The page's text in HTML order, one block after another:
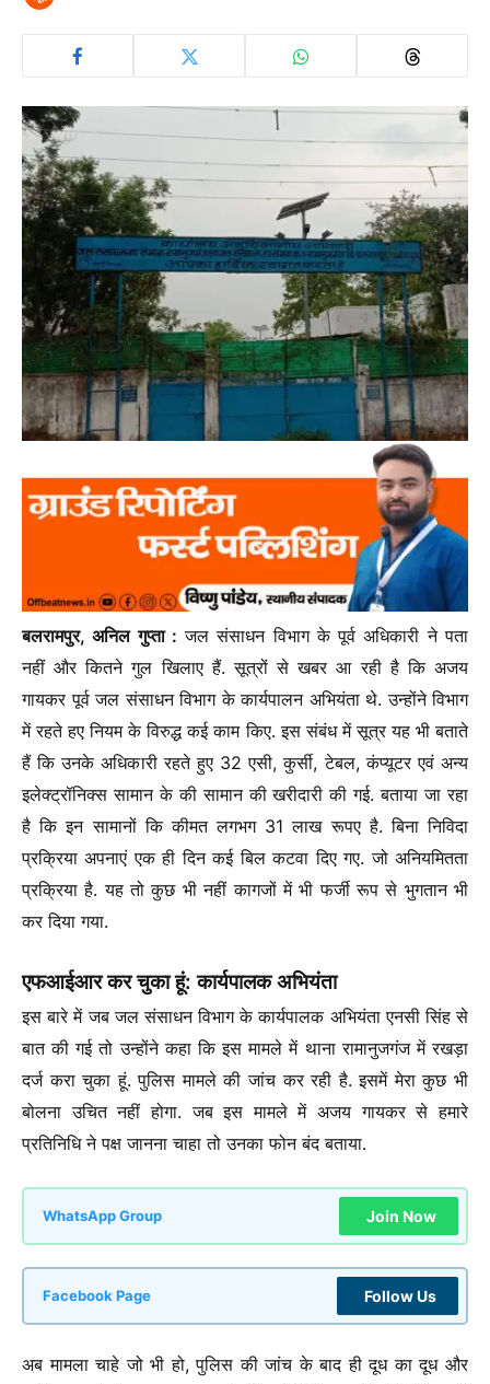
बलरामपुर, अनिल गुप्ता : जल संसाधन विभाग के पूर्व अधिकारी ने पता
नहीं और कितने गुल खिलाए हैं. सूत्रों से खबर आ रही है कि अजय
गायकर पूर्व जल संसाधन विभाग के कार्यपालन अभियंता थे. उन्होंने विभाग
में रहते हए नियम के विरुद्ध कई काम किए. इस संबंध में सूत्र यह भी बताते
हैं कि उनके अधिकारी रहते हुए 32 एसी, कुर्सी, टेबल, कंप्यूटर एवं अन्य
इलेक्ट्रॉनिक्स सामान के की सामान की खरीदारी की गई. बताया जा रहा
है कि इन सामानों कि कीमत लगभग 31 लाख रूपए है. बिना निविदा
प्रक्रिया अपनाएं एक ही दिन कई बिल कटवा दिए गए. जो अनियमितता
प्रक्रिया है. यह तो कुछ भी नहीं कागजों में भी फर्जी रूप से भुगतान भी
कर दिया गया.
एफआईआर कर चुका हूं: कार्यपालक अभियंता
इस बारे में जब जल संसाधन विभाग के कार्यपालक अभियंता एनसी सिंह से
बात की गई तो उन्होंने कहा कि इस मामले में थाना रामानुजगंज में रखड़ा
दर्ज करा चुका हूं. पुलिस मामले की जांच कर रही है. इसमें मेरा कुछ भी
बोलना उचित नहीं होगा.जब इस मामले में अजय गायकर से हमारे
प्रतिनिधि ने पक्ष जानना चाहा तो उनका फोन बंद बताया.
WhatsApp Group Join Now
Facebook Page Follow Us
अब मामला चाहे जो भी हो, पुलिस की जांच के बाद ही दूध का दूध और